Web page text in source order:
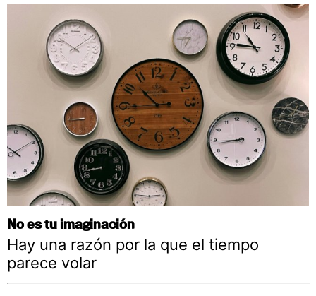
No es tu imaginación
Hay una razón por la que el tiempo
parece volar